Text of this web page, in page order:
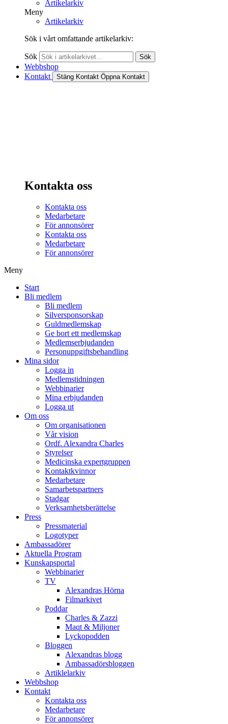
Artikelarkiv
Meny
Artikelarkiv
Sök i vårt omfattande artikelarkiv:
Sök Sök
Webbshop
Kontakt
Stäng Kontakt Öppna Kontakt
Kontakta oss
Kontakta oss
Medarbetare
För annonsörer
Kontakta oss
Medarbetare
För annonsörer
Meny
Start
Bli medlem
Bli medlem
Silversponsorskap
Guldmedlemskap
Ge bort ett medlemskap
Medlemserbjudanden
Personuppgiftsbehandling
Mina sidor
Logga in
Medlemstidningen
Webbinarier
Mina erbjudanden
Logga ut
Om oss
Om organisationen
Vår vision
Ordf. Alexandra Charles
Styrelser
Medicinska expertgruppen
Kontaktkvinnor
Medarbetare
Samarbetspartners
Stadgar
Verksamhetsberättelse
Press
Pressmaterial
Logotyper
Ambassadörer
Aktuella Program
Kunskapsportal
Webbinarier
TV
Alexandras Hörna
Filmarkivet
Poddar
Charles & Zazzi
Maqt & Miljoner
Lyckopodden
Bloggen
Alexandras blogg
Ambassadörsbloggen
Artiklelarkiv
Webbshop
Kontakt
Kontakta oss
Medarbetare
För annonsörer